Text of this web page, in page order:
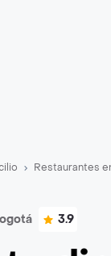
Restaurantes
3.9